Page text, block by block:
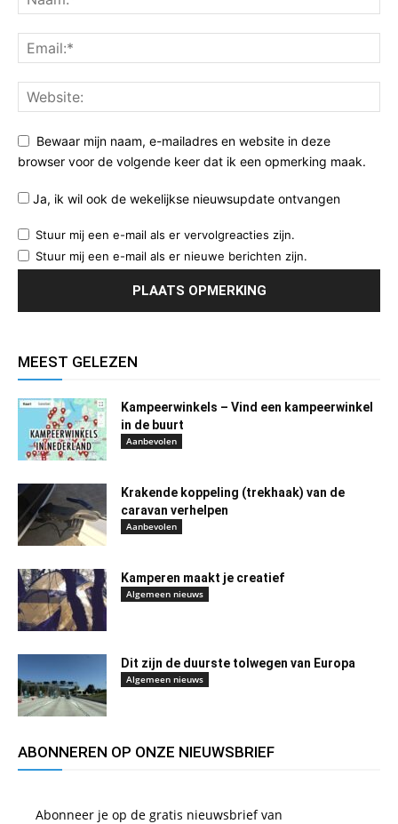
Bewaar mijn naam, e-mailadres en website in deze
browser voor de volgende keer dat ik een opmerking maak.
Ja, ik wil ook de wekelijkse nieuwsupdate ontvangen
Stuur mij een e-mail als er vervolgreacties zijn.
Stuur mij een e-mail als er nieuwe berichten zijn.
MEEST GELEZEN
Kampeerwinkels – Vind een kampeerwinkel
in de buurt
Aanbevolen
Krakende koppeling (trekhaak) van de
caravan verhelpen
Aanbevolen
Kamperen maakt je creatief
Algemeen nieuws
Dit zijn de duurste tolwegen van Europa
Algemeen nieuws
ABONNEREN OP ONZE NIEUWSBRIEF
Abonneer je op de gratis nieuwsbrief van